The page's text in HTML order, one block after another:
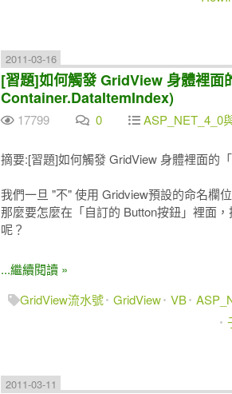
2011-03-16
[習題]如何觸發 GridView 身體裡面
Container.DataItemIndex)
17799 0 ASP_NET_4_0
摘要:[習題]如何觸發 GridView 身體裡面的
我們一旦 "不" 使用 Gridview預設的命名欄
那麼要怎麼在「自訂的 Button按鈕」裡面
呢？
...繼續閱讀 »
GridView流水號 GridView VB
2011-03-11